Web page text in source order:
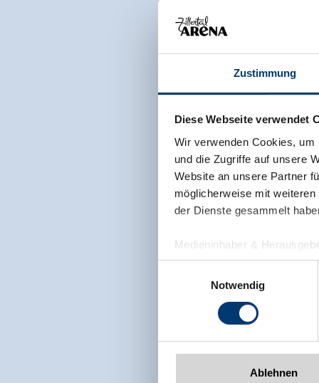
Zustimmung
Diese Webseite verwendet
Wir verwenden Cookies,
und die Zugriffe auf unsere
Website an unsere Partner
möglicherweise mit
der Dienste gesammelt
Medieninhaber &
Zeller Bergbahnen Zillertal
Rohr 23// A-6280 Zell am Ziller
www.zillertalarena.com
Notwendig
Ablehnen